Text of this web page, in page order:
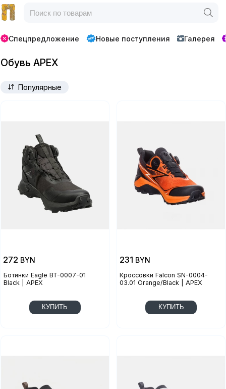
Спецпредложение Новые поступления Галерея
Обувь APEX
Популярные
Ботинки Eagle BT-0007-01
Black | APEX
272 BYN
КУПИТЬ
Кроссовки Falcon SN-0004-
03.01 Orange/Black | APEX
231 BYN
КУПИТЬ